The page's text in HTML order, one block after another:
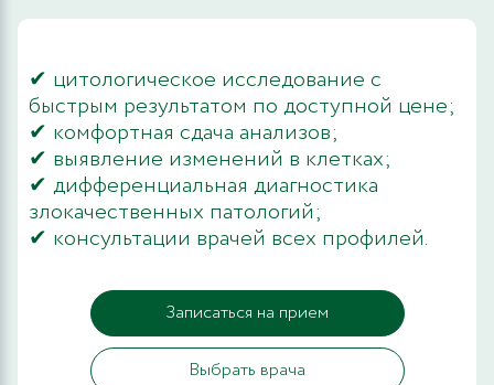
✔ цитологическое исследование с
быстрым результатом по доступной цене;
✔ комфортная сдача анализов;
✔ выявление изменений в клетках;
✔ дифференциальная диагностика
злокачественных патологий;
✔ консультации врачей всех профилей.
Записаться на прием
Выбрать врача